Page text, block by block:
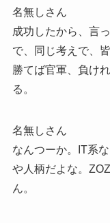
名無しさん
成功したから、言
で、同じ考えで、
勝てば官軍、負け
る。
名無しさん
なんつーか。IT系
や人柄だよな。
ん。